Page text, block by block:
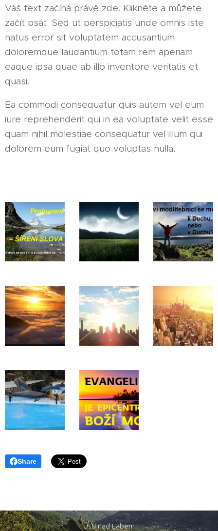
Váš text začíná právě zde. Klikněte a můžete
začít psát. Sed ut perspiciatis unde omnis iste
natus error sit voluptatem accusantium
doloremque laudantium totam rem aperiam
eaque ipsa quae ab illo inventore veritatis et
quasi.
Ea commodi consequatur quis autem vel eum
iure reprehenderit qui in ea voluptate velit esse
quam nihil molestiae consequatur vel illum qui
dolorem eum fugiat quo voluptas nulla.
Share
Ústí nad Labem